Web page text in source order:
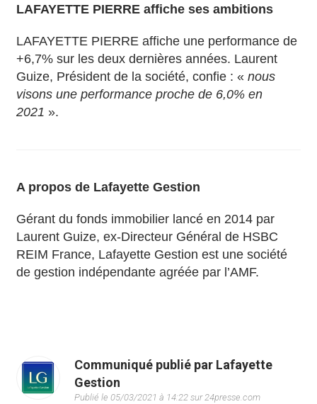
LAFAYETTE PIERRE affiche ses ambitions
LAFAYETTE PIERRE affiche une performance de
+6,7% sur les deux dernières années. Laurent
Guize, Président de la société, confie : «nous
visons une performance proche de 6,0% en
2021 ».
A propos de Lafayette Gestion
Gérant du fonds immobilier lancé en 2014 par
Laurent Guize, ex-Directeur Général de HSBC
REIM France, Lafayette Gestion est une société
de gestion indépendante agréée par l’AMF.
Communiqué publié par Lafayette
Gestion
Publié le 05/03/2021 à 14:22 sur 24presse.com